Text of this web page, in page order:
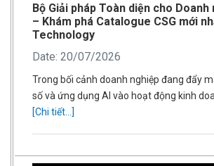
Bộ Giải pháp Toàn diện cho Doanh
– Khám phá Catalogue CSG mới
Technology
Date: 20/07/2026
Trong bối cảnh doanh nghiệp đang đẩy
số và ứng dụng AI vào hoạt động kinh
[Chi tiết...]